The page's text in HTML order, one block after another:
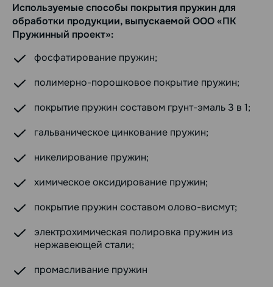
Используемые способы покрытия пружин для
обработки продукции, выпускаемой ООО «ПК
Пружинный проект»:
фосфатирование пружин;
полимерно-порошковое покрытие пружин;
покрытие пружин составом грунт-эмаль 3 в 1;
гальваническое цинкование пружин;
никелирование пружин;
химическое оксидирование пружин;
покрытие пружин составом олово-висмут;
электрохимическая полировка пружин из
нержавеющей стали;
промасливание пружин